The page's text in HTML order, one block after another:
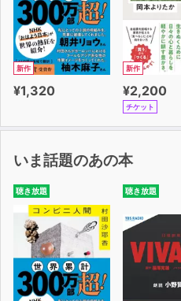
新作
¥1,320
新作
¥2,200
チケット
いま話題のあの本
聴き放題 聴き放題